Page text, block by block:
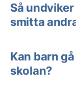
Så
smitta
Kan barn
skolan?